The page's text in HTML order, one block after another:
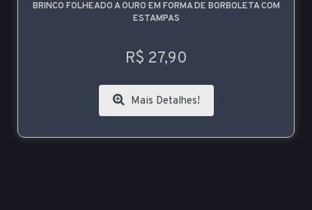
BRINCO FOLHEADO A OURO EM FORMA DE BORBOLETA COM
ESTAMPAS
R$ 27,90
Mais Detalhes!